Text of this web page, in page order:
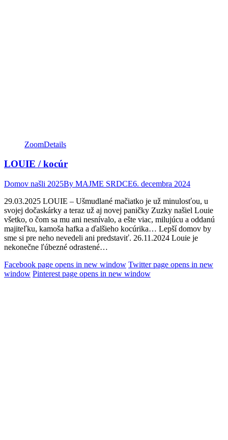
ZoomDetails
LOUIE / kocúr
Domov našli 2025By MAJME SRDCE6. decembra 2024
29.03.2025 LOUIE – Ušmudlané mačiatko je už minulosťou, u
svojej dočaskárky a teraz už aj novej paničky Zuzky našiel Louie
všetko, o čom sa mu ani nesnívalo, a ešte viac, milujúcu a oddanú
majiteľku, kamoša hafka a ďalšieho kocúrika… Lepší domov by
sme si pre neho nevedeli ani predstaviť. 26.11.2024 Louie je
nekonečne ľúbezné odrastené…
Facebook page opens in new window Twitter page opens in new
window Pinterest page opens in new window